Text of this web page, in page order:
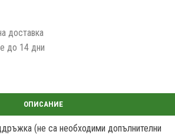
доставка
до 14 дни
(не са необходими допълнителни